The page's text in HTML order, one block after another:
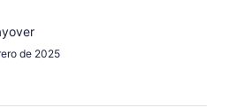
de 2025